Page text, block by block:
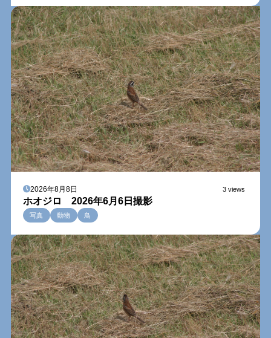
2026年8月8日 3 views
ホオジロ 2026年6月6日撮影
写真 動物 鳥